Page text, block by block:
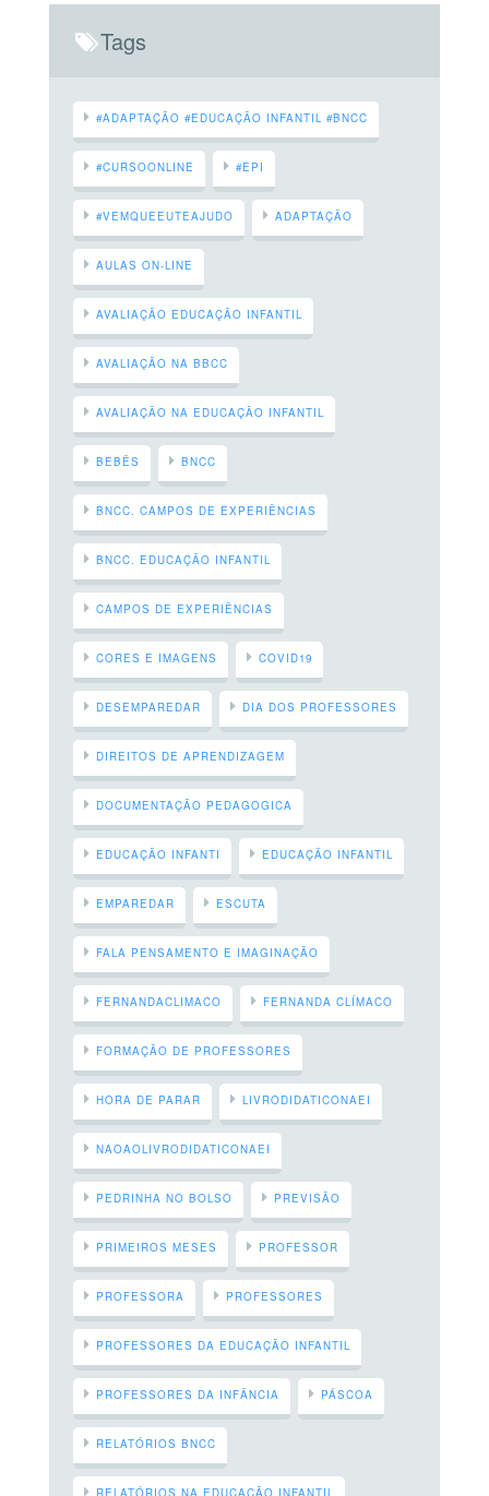
Tags
#ADAPTAÇÃO #EDUCAÇÃO INFANTIL #BNCC
#CURSOONLINE #EPI
#VEMQUEEUTEAJUDO ADAPTAÇÃO
AULAS ON-LINE
AVALIAÇÃO EDUCAÇÃO INFANTIL
AVALIAÇÃO NA BBCC
AVALIAÇÃO NA EDUCAÇÃO INFANTIL
BEBÊS BNCC
BNCC. CAMPOS DE EXPERIÊNCIAS
BNCC. EDUCAÇÃO INFANTIL
CAMPOS DE EXPERIÊNCIAS
CORES E IMAGENS COVID19
DESEMPAREDAR DIA DOS PROFESSORES
DIREITOS DE APRENDIZAGEM
DOCUMENTAÇÃO PEDAGOGICA
EDUCAÇÃO INFANTI EDUCAÇÃO INFANTIL
EMPAREDAR ESCUTA
FALA PENSAMENTO E IMAGINAÇÃO
FERNANDACLIMACO FERNANDA CLÍMACO
FORMAÇÃO DE PROFESSORES
HORA DE PARAR LIVRODIDATICONAEI
NAOAOLIVRODIDATICONAEI
PEDRINHA NO BOLSO PREVISÃO
PRIMEIROS MESES PROFESSOR
PROFESSORA PROFESSORES
PROFESSORES DA EDUCAÇÃO INFANTIL
PROFESSORES DA INFÂNCIA PÁSCOA
RELATÓRIOS BNCC